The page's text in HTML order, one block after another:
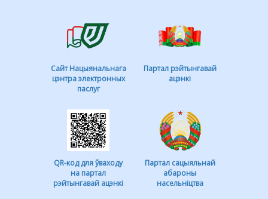
Сайт Нацыянальнага
цэнтра электронных
паслуг
Партал рэйтынгавай
ацэнкі
QR-код для ўваходу
на партал
рэйтынгавай ацэнкі
Партал сацыяльнай
абароны
насельніцтва